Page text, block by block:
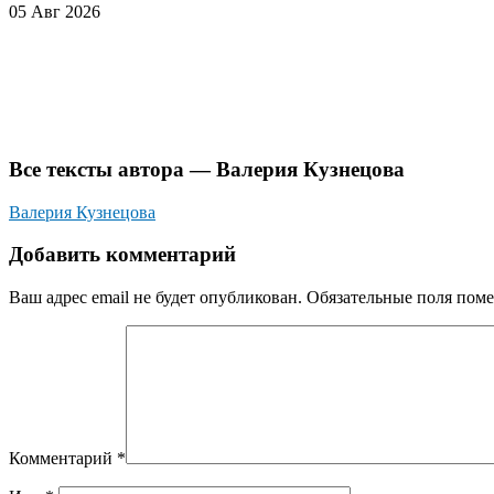
05 Авг 2026
Все тексты автора — Валерия Кузнецова
Валерия Кузнецова
Добавить комментарий
Ваш адрес email не будет опубликован. Обязательные поля
Комментарий *